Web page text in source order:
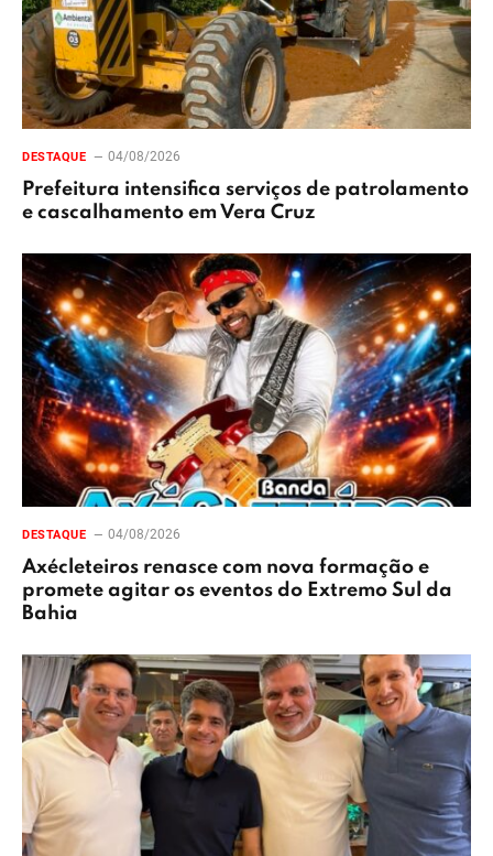
DESTAQUE 04/08/2026
Prefeitura intensifica serviços de patrolamento
e cascalhamento em Vera Cruz
DESTAQUE 04/08/2026
Axécleteiros renasce com nova formação e
promete agitar os eventos do Extremo Sul da
Bahia